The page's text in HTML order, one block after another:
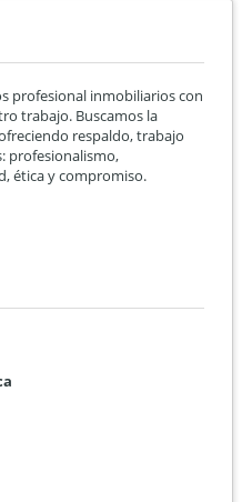
profesional inmobiliarios con
trabajo. Buscamos la
respaldo, trabajo
profesionalismo,
ética y compromiso.